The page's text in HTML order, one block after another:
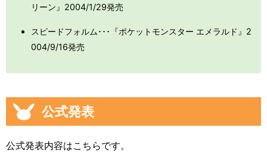
リーン』2004/1/29発売
スピードフォルム･･･『ポケットモンスター エメラルド』2
004/9/16発売
公式発表
公式発表内容はこちらです。